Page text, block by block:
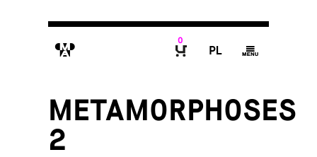
M
0
P g
METAMORPHOSES
2